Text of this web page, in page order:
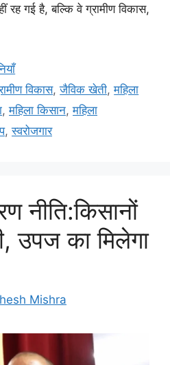
रह गई है, बल्कि वे ग्रामीण विकास,
विकास,जैविक खेती,महिला
,महिला किसान,महिला
,स्वरोजगार
नीति:किसानों
उपज का मिलेगा
Mishra